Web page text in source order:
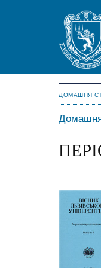
ДОМАШНЯ
Домашня